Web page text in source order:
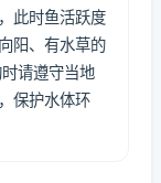
此时鱼活跃度
阳、有水草的
请遵守当地
保护水体环